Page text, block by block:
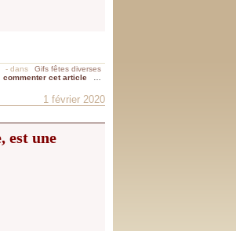
- dans
Gifs fêtes diverses
commenter cet article
1 février 2020
est une